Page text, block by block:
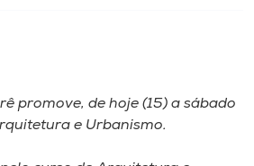
promove, de hoje (15) a sábado
e Urbanismo.